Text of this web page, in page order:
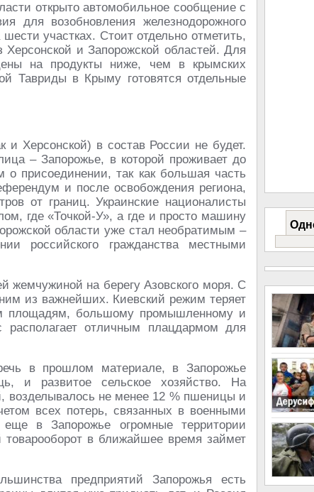
открыто автомобильное сообщение с
для возобновления железнодорожного
участках. Стоит отдельно отметить,
и Запорожской областей. Для
на продукты ниже, чем в крымских
Тавриды в Крыму готовятся отдельные
и Херсонской) в состав России не будет.
– Запорожье, в которой проживает до
присоединении, так как большая часть
и после освобождения региона,
от границ. Украинские националисты
где «Точкой-У», а где и просто машину
области уже стал необратимым –
российского гражданства местными
жемчужиной на берегу Азовского моря. С
из важнейших. Киевский режим теряет
площадям, большому промышленному и
располагает отличным плацдармом для
в прошлом материале, в Запорожье
и развитое сельское хозяйство. На
возделывалось не менее 12 % пшеницы и
всех потерь, связанных в военными
в Запорожье огромные территории
товарооборот в ближайшее время займет
предприятий Запорожья есть